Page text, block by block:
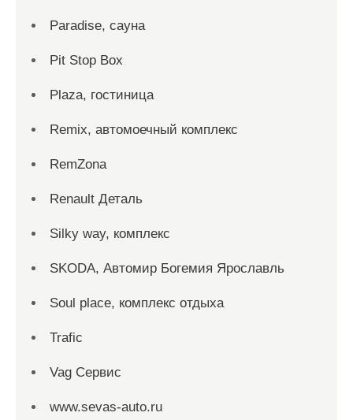
Paradise, сауна
Pit Stop Box
Plaza, гостиница
Remix, автомоечный комплекс
RemZona
Renault Деталь
Silky way, комплекс
SKODA, Автомир Богемия Ярославль
Soul place, комплекс отдыха
Trafic
Vag Сервис
www.sevas-auto.ru